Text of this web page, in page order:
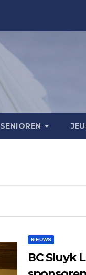
SENIOREN
NIEUWS
BC Sluyk